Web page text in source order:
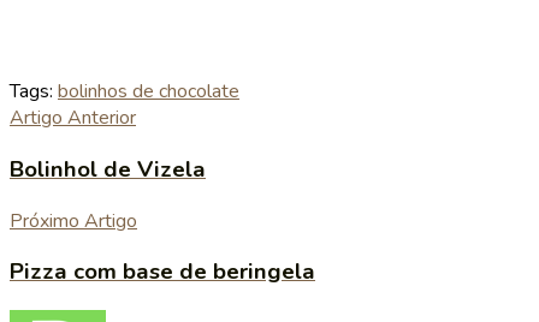
Tags: bolinhos de chocolate
Artigo Anterior
Bolinhol de Vizela
Próximo Artigo
Pizza com base de beringela